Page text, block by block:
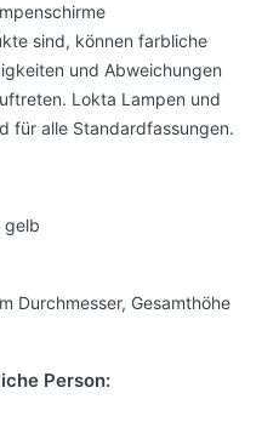
sind, können farbliche
und Abweichungen
Lokta Lampen und
für alle Standardfassungen.
gelb
Durchmesser, Gesamthöhe
Person: